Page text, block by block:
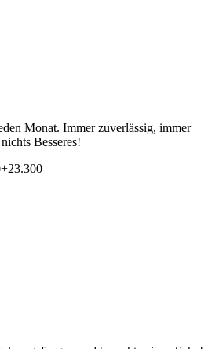
Monat. Immer zuverlässig, immer
Besseres!
+23.300